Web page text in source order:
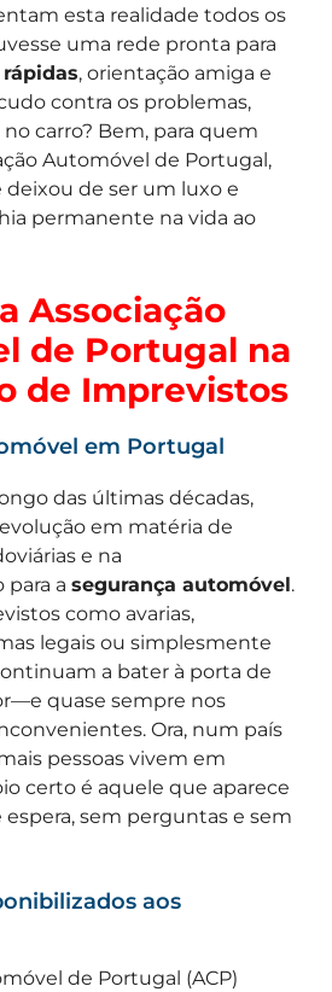
esta realidade todos os
uma rede pronta para
, orientação amiga e
contra os problemas,
carro? Bem, para quem
Automóvel de Portugal,
de ser um luxo e
permanente na vida ao
Associação
de Portugal na
de Imprevistos
em Portugal
das últimas décadas,
em matéria de
e na
para a segurança automóvel.
como avarias,
legais ou simplesmente
a bater à porta de
quase sempre nos
Ora, num país
pessoas vivem em
certo é aquele que aparece
sem perguntas e sem
aos
de Portugal (ACP)